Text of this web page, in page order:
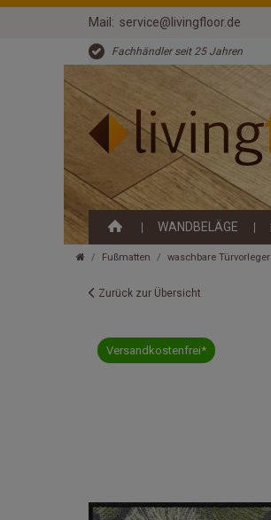
Mail: service@livingfloor.de
Fachhändler seit 25 Jahren
WANDBELÄGE
Fußmatten waschbare Türvorleger
Zurück zur Übersicht
Versandkostenfrei*